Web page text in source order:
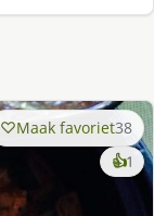
Maak favoriet38
👍1